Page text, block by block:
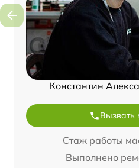
Константин
Вызвать
Стаж работы
Выполнено